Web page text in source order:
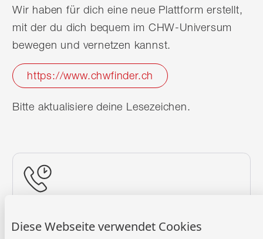
Diese Webseite verwendet Cookies
Wir haben für dich eine neue Plattform erstellt,
mit der du dich bequem im CHW-Universum
bewegen und vernetzen kannst.
https://www.chwfinder.ch
Bitte aktualisiere deine Lesezeichen.